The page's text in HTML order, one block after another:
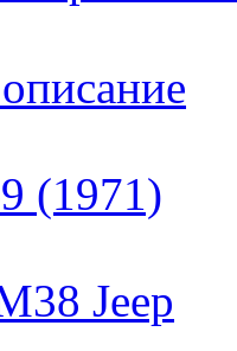
(1971)
Jeep